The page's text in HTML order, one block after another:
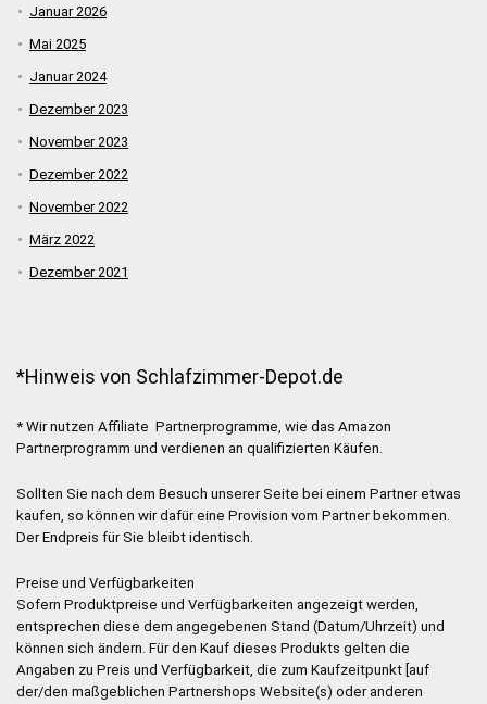
Januar 2026
Mai 2025
Januar 2024
Dezember 2023
November 2023
Dezember 2022
November 2022
März 2022
Dezember 2021
*Hinweis von Schlafzimmer-Depot.de
* Wir nutzen Affiliate Partnerprogramme, wie das Amazon
Partnerprogramm und verdienen an qualifizierten Käufen.
Sollten Sie nach dem Besuch unserer Seite bei einem Partner etwas
kaufen, so können wir dafür eine Provision vom Partner bekommen.
Der Endpreis für Sie bleibt identisch.
Preise und Verfügbarkeiten
Sofern Produktpreise und Verfügbarkeiten angezeigt werden,
entsprechen diese dem angegebenen Stand (Datum/Uhrzeit) und
können sich ändern. Für den Kauf dieses Produkts gelten die
Angaben zu Preis und Verfügbarkeit, die zum Kaufzeitpunkt [auf
der/den maßgeblichen Partnershops Website(s) oder anderen